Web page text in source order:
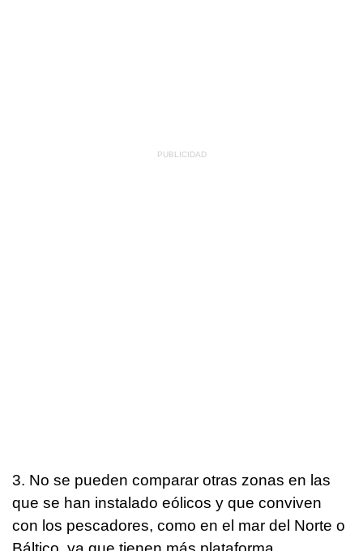
3. No se pueden comparar otras zonas en las
que se han instalado eólicos y que conviven
con los pescadores, como en el mar del Norte o